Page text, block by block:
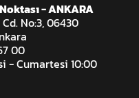
- ANKARA
No:3, 06430
00
- Cumartesi 10:00